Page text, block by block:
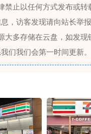
禁止以任何方式发布或转
，访客发现请向站长举报
大多存储在云盘，如发现
们我们会第一时间更新。